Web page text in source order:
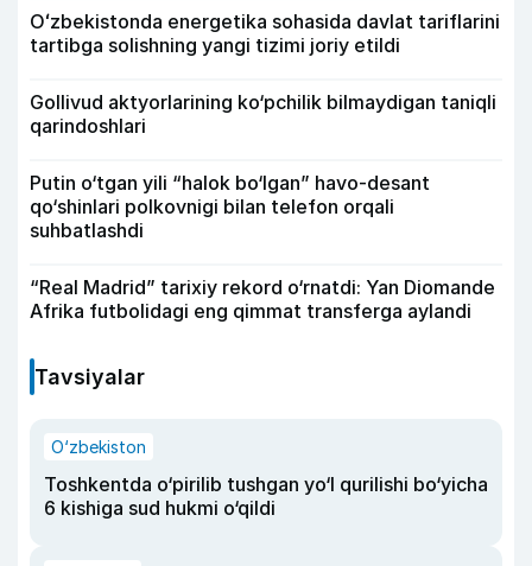
Oʻzbekistonda energetika sohasida davlat tariflarini
tartibga solishning yangi tizimi joriy etildi
Gollivud aktyorlarining ko‘pchilik bilmaydigan taniqli
qarindoshlari
Putin o‘tgan yili “halok bo‘lgan” havo-desant
qo‘shinlari polkovnigi bilan telefon orqali
suhbatlashdi
“Real Madrid” tarixiy rekord o‘rnatdi: Yan Diomande
Afrika futbolidagi eng qimmat transferga aylandi
Tavsiyalar
O‘zbekiston
Toshkentda o‘pirilib tushgan yo‘l qurilishi bo‘yicha
6 kishiga sud hukmi o‘qildi